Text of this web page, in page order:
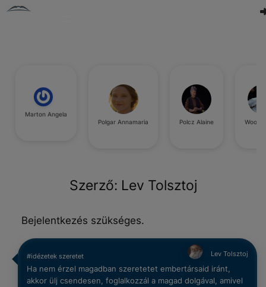
Marton Angela
Polgar Annamaria
Polcz Alaine Woody
Szerző: Lev Tolsztoj
Bejelentkezés szükséges.
#idézetek szeretet Lev Tolsztoj
Ha nem érzel magadban szeretetet embertársaid iránt,
akkor ülj csendesen, foglalkozzál a magad dolgával, amivel